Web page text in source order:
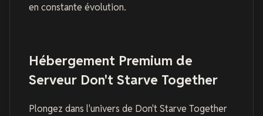
en constante évolution.
Hébergement Premium de
Serveur Don't Starve Together
Plongez dans l'univers de Don't Starve Together